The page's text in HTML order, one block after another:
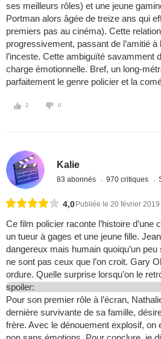
ses meilleurs rôles) et une jeune
Portman alors âgée de treize ans qui
premiers pas au cinéma). Cette
progressivement, passant de l’amitié à
l’inceste. Cette ambiguïté savamment
charge émotionnelle. Bref, un long-
parfaitement le genre policier et la
2 0
Kalie
83 abonnés 970 critiques
4,0 Publiée le 20 février 2019
Ce film policier raconte l’histoire d’une
un tueur à gages et une jeune fille.
dangereux mais humain quoiqu’un
ne sont pas ceux que l’on croit. Gary
ordure. Quelle surprise lorsqu’on le
spoiler:
Pour son premier rôle à l’écran,
dernière survivante de sa famille,
frère. Avec le dénouement explosif,